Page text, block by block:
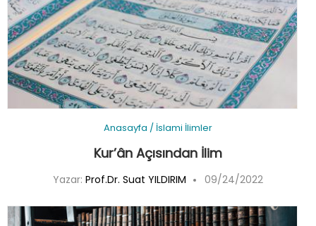
Anasayfa / İslami İlimler
Kur’ân Açısından İlim
Yazar: Prof.Dr. Suat YILDIRIM 09/24/2022